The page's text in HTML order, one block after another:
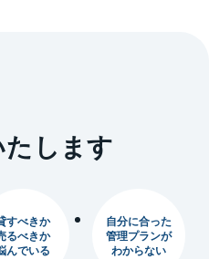
します
すべきか
るべきか
んでいる
自分に合った
管理プランが
わからない